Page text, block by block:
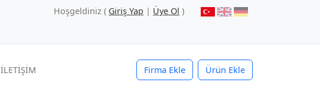
Hoşgeldiniz ( Giriş Yap | Üye Ol )
Firma Ekle Ürün Ekle
İLETİŞİM